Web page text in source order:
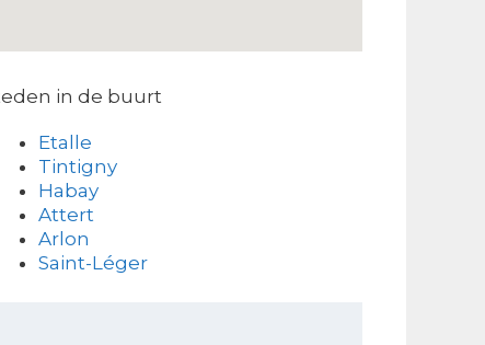
in de buurt
Etalle
Tintigny
Habay
Attert
Arlon
Saint-Léger